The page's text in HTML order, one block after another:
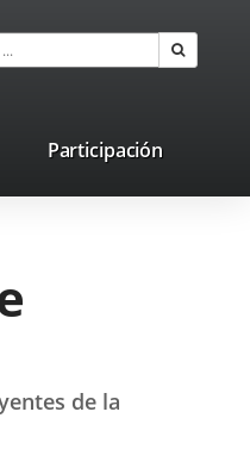
Participación
de la